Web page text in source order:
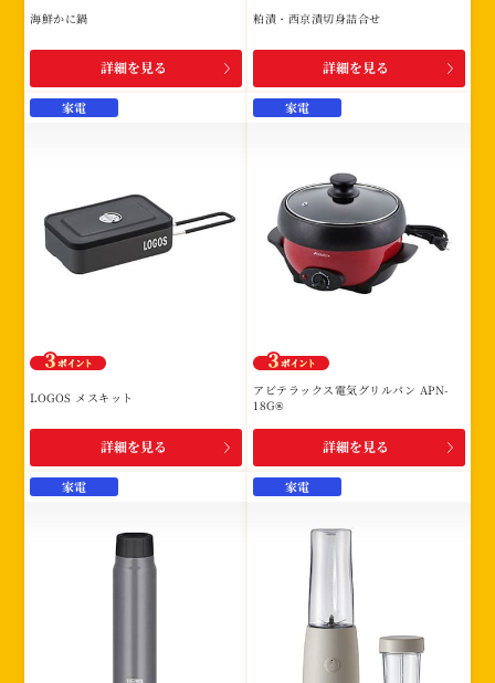
海鮮かに鍋
詳細を見る
粕漬・西京漬切身詰合せ
詳細を見る
家電
LOGOS メスキット
詳細を見る
家電
アビテラックス電気グリルパン APN-
18G®
詳細を見る
家電 家電